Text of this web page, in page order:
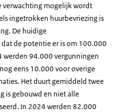
verwachting mogelijk wordt
ingetrokken huurbevriezing is
De huidige
de potentie er is om 100.000
94.000 vergunningen
eens 10.000 voor overige
Het duurt gemiddeld twee
is gebouwd en niet alle
In 2024 werden 82.000